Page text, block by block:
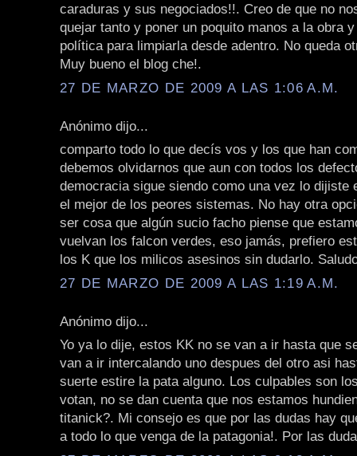
caraduras y sus negociados!!. Creo de que no
quejar tanto y poner un poquito manos a la obra
política para limpiarla desde adentro. No queda
Muy bueno el blog che!.
27 DE MARZO DE 2009 A LAS 1:06 A.M.
Anónimo dijo...
comparto todo lo que decís vos y los que han
debemos olvidarnos que aun con todos los
democracia sigue siendo como una vez lo dijiste
el mejor de los peores sistemas. No hay otra
ser cosa que algún sucio facho piense que
vuelvan los falcon verdes, eso jamás, prefiero
los K que los milicos asesinos sin dudarlo.
27 DE MARZO DE 2009 A LAS 1:19 A.M.
Anónimo dijo...
Yo ya lo dije, estos KK no se van a ir hasta que
van a ir intercalando uno despues del otro asi
suerte estire la pata alguno. Los culpables son
votan, no se dan cuenta que nos estamos
titanick?. Mi consejo es que por las dudas hay
a todo lo que venga de la patagonia!. Por las